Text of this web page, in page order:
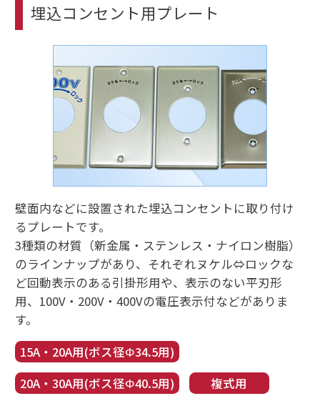
埋込コンセント用プレート
壁面内などに設置された埋込コンセントに取り付け
るプレートです。
3種類の材質（新金属・ステンレス・ナイロン樹脂）
のラインナップがあり、それぞれヌケル⇔ロックな
ど回動表示のある引掛形用や、表示のない平刃形
用、100V・200V・400Vの電圧表示付などがありま
す。
15A・20A用(ボス径Φ34.5用)
20A・30A用(ボス径Φ40.5用)
複式用